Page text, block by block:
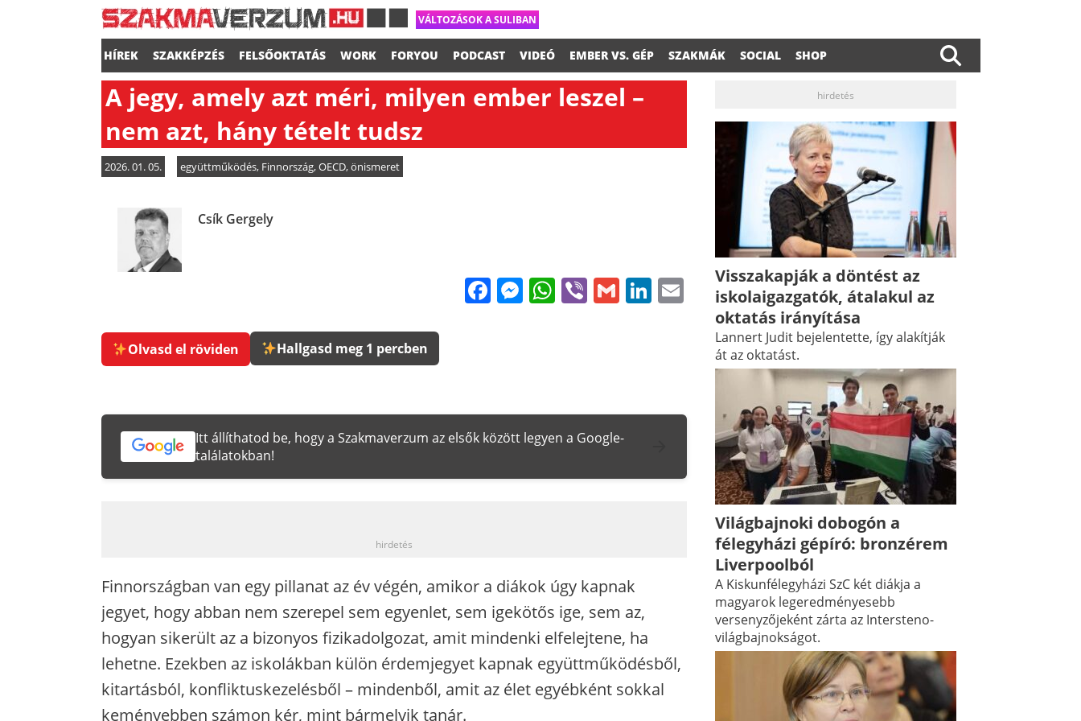
VÁLTOZÁSOK A SULIBAN
HÍREK SZAKKÉPZÉS FELSŐOKTATÁS WORK FORYOU PODCAST VIDEÓ EMBER VS. GÉP SZAKMÁK SOCIAL SHOP
A jegy, amely azt méri, milyen ember leszel –
nem azt, hány tételt tudsz
2026. 01. 05. együttműködés, Finnország,OECD,önismeret
Csík Gergely
Facebook
Messenger
WhatsApp
ViberGmailLinkedIn
Email
Olvasd el röviden Hallgasd meg 1 percben
Itt állíthatod be, hogy a Szakmaverzum az elsők között legyen a Google-
találatokban!
hirdetés
Finnországban van egy pillanat az év végén, amikor a diákok úgy kapnak
jegyet, hogy abban nem szerepel sem egyenlet, sem igekötős ige, sem az,
hogyan sikerült az a bizonyos fizikadolgozat, amit mindenki elfelejtene, ha
lehetne. Ezekben az iskolákban külön érdemjegyet kapnak együttműködésből,
kitartásból, konfliktuskezelésből – mindenből, amit az élet egyébként sokkal
keményebben számon kér, mint bármelyik tanár.
hirdetés
Visszakapják a döntést az
iskolaigazgatók, átalakul az
oktatás irányítása
Lannert Judit bejelentette, így alakítják
át az oktatást.
Világbajnoki dobogón a
félegyházi gépíró: bronzérem
Liverpoolból
A Kiskunfélegyházi SzC két diákja a
magyarok legeredményesebb
versenyzőjeként zárta az Intersteno-
világbajnokságot.